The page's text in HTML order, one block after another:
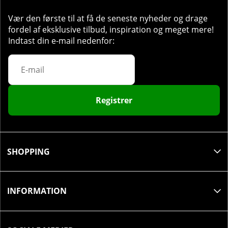
Vær den første til at få de seneste nyheder og drage
fordel af eksklusive tilbud, inspiration og meget mere!
Indtast din e-mail nedenfor:
Registrer
SHOPPING
INFORMATION